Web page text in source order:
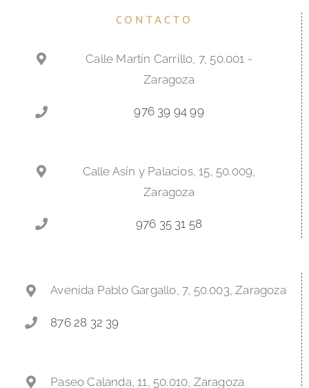
CONTACTO
Calle Martín Carrillo, 7, 50.001 -
Zaragoza
976 39 94 99
Calle Asín y Palacios, 15, 50.009,
Zaragoza
976 35 31 58
Avenida Pablo Gargallo, 7, 50.003, Zaragoza
876 28 32 39
Paseo Calanda, 11, 50.010, Zaragoza